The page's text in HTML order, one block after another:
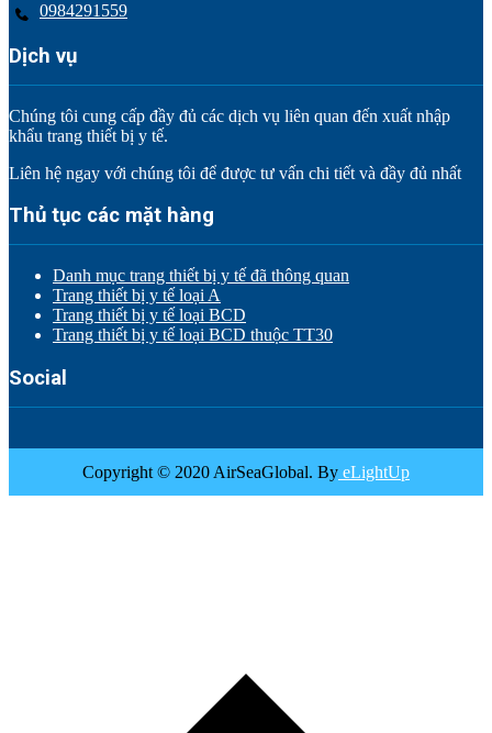
0984291559
Dịch vụ
Chúng tôi cung cấp đầy đủ các dịch vụ liên quan đến xuất nhập
khẩu trang thiết bị y tế.
Liên hệ ngay với chúng tôi để được tư vấn chi tiết và đầy đủ nhất
Thủ tục các mặt hàng
Danh mục trang thiết bị y tế đã thông quan
Trang thiết bị y tế loại A
Trang thiết bị y tế loại BCD
Trang thiết bị y tế loại BCD thuộc TT30
Social
Copyright © 2020 AirSeaGlobal. By eLightUp